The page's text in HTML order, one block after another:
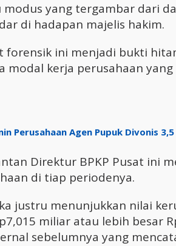
yang tergambar dari
di hadapan majelis hakim.
forensik ini menjadi bukti
modal kerja perusahaan
Perusahaan Agen Pupuk Divonis
Direktur BPKP Pusat ini
di tiap periodenya.
justru menunjukkan nilai
miliar atau lebih besar
sebelumnya yang